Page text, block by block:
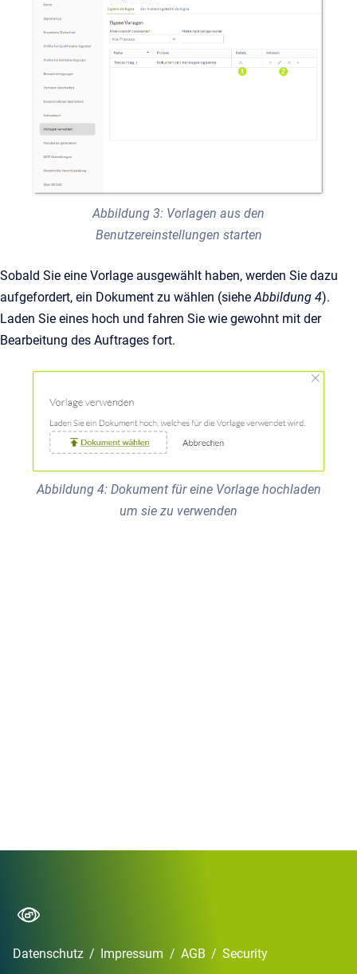
Abbildung 3: Vorlagen aus den
Benutzereinstellungen starten
Sobald Sie eine Vorlage ausgewählt haben, werden Sie dazu
aufgefordert, ein Dokument zu wählen (sieheAbbildung 4).
Laden Sie eines hoch und fahren Sie wie gewohnt mit der
Bearbeitung des Auftrages fort.
Abbildung 4: Dokument für eine Vorlage hochladen
um sie zu verwenden
Datenschutz / Impressum / AGB / Security